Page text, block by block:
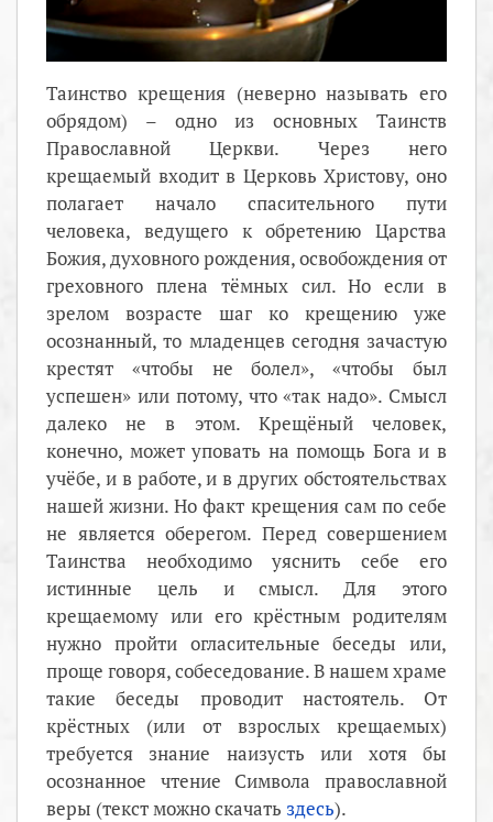
Таинство крещения (неверно называть его
обрядом) – одно из основных Таинств
Православной Церкви. Через него
крещаемый входит в Церковь Христову, оно
полагает начало спасительного пути
человека, ведущего к обретению Царства
Божия, духовного рождения, освобождения от
греховного плена тёмных сил. Но если в
зрелом возрасте шаг ко крещению уже
осознанный, то младенцев сегодня зачастую
крестят «чтобы не болел», «чтобы был
успешен» или потому, что «так надо». Смысл
далеко не в этом. Крещёный человек,
конечно, может уповать на помощь Бога и в
учёбе, и в работе, и в других обстоятельствах
нашей жизни. Но факт крещения сам по себе
не является оберегом. Перед совершением
Таинства необходимо уяснить себе его
истинные цель и смысл. Для этого
крещаемому или его крёстным родителям
нужно пройти огласительные беседы или,
проще говоря, собеседование. В нашем храме
такие беседы проводит настоятель. От
крёстных (или от взрослых крещаемых)
требуется знание наизусть или хотя бы
осознанное чтение Символа православной
веры (текст можно скачать здесь).